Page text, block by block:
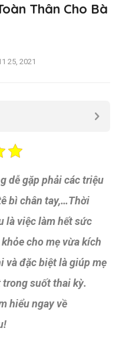
Thân Cho Bà
25, 2021
dễ gặp phải các triệu
bì chân tay,…Thời
là việc làm hết sức
cho mẹ vừa kích
và đặc biệt là giúp mẹ
suốt thai kỳ.
hiểu ngay về